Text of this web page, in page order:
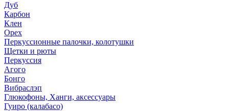
Дуб
Карбон
Клен
Орех
Перкуссионные палочки, колотушки
Щетки и рюты
Перкуссия
Агого
Бонго
Вибраслэп
Глюкофоны, Ханги, аксессуары
Гуиро (калабасо)